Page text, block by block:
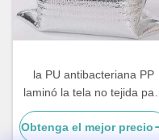
la PU antibacteriana PP
laminó la tela no tejida para
la goma termal del bolso
Obtenga el mejor precio